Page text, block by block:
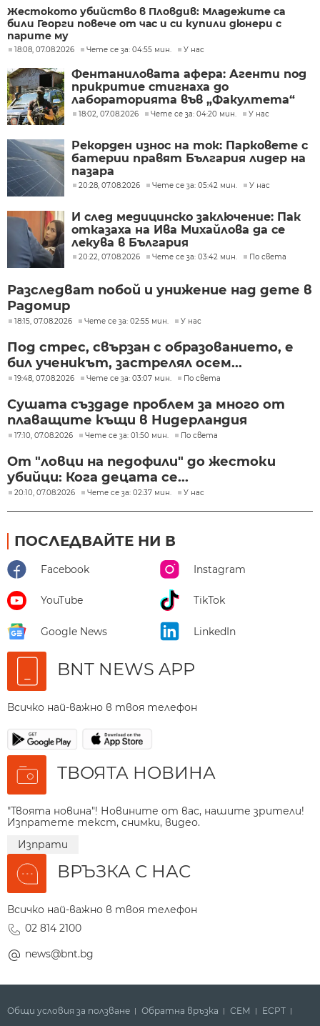
Жестокото убийство в Пловдив: Младежите са
били Георги повече от час и си купили дюнери с
парите му
18:08, 07.08.2026 Чете се за: 04:55 мин. У нас
Фентаниловата афера: Агенти под
прикритие стигнаха до
лабораторията във „Факултета“
18:02, 07.08.2026 Чете се за: 04:20 мин. У нас
Рекорден износ на ток: Парковете с
батерии правят България лидер на
пазара
20:28, 07.08.2026 Чете се за: 05:42 мин. У нас
И след медицинско заключение: Пак
отказаха на Ива Михайлова да се
лекува в България
20:22, 07.08.2026 Чете се за: 03:42 мин. По света
Разследват побой и унижение над дете в
Радомир
18:15, 07.08.2026 Чете се за: 02:55 мин. У нас
Под стрес, свързан с образованието, е
бил ученикът, застрелял осем...
19:48, 07.08.2026 Чете се за: 03:07 мин. По света
Сушата създаде проблем за много от
плаващите къщи в Нидерландия
17:10, 07.08.2026 Чете се за: 01:50 мин. По света
От "ловци на педофили" до жестоки
убийци: Кога децата се...
20:10, 07.08.2026 Чете се за: 02:37 мин. У нас
ПОСЛЕДВАЙТЕ НИ В
Facebook Instagram
YouTube TikTok
Google News LinkedIn
BNT NEWS APP
Всичко най-важно в твоя телефон
ТВОЯТА НОВИНА
"Твоята новина"! Новините от вас, нашите зрители!
Изпратете текст, снимки, видео.
Изпрати
ВРЪЗКА С НАС
Всичко най-важно в твоя телефон
02 814 2100
news@bnt.bg
Общи условия за ползване Обратна връзка СЕМ
ECPT